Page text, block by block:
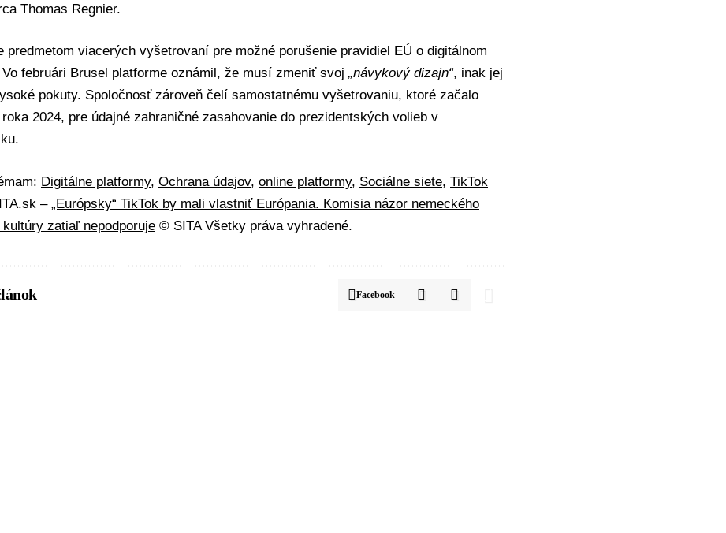
Thomas Regnier.
predmetom viacerých vyšetrovaní pre možné porušenie pravidiel EÚ o digitálnom
februári Brusel platforme oznámil, že musí zmeniť svoj „návykový dizajn“, inak jej
pokuty. Spoločnosť zároveň čelí samostatnému vyšetrovaniu, ktoré začalo
2024, pre údajné zahraničné zasahovanie do prezidentských volieb v
.
Digitálne platformy, Ochrana údajov, online platformy, Sociálne siete, TikTok
– „Európsky“ TikTok by mali vlastniť Európania. Komisia názor nemeckého
zatiaľ nepodporuje © SITA Všetky práva vyhradené.
Facebook